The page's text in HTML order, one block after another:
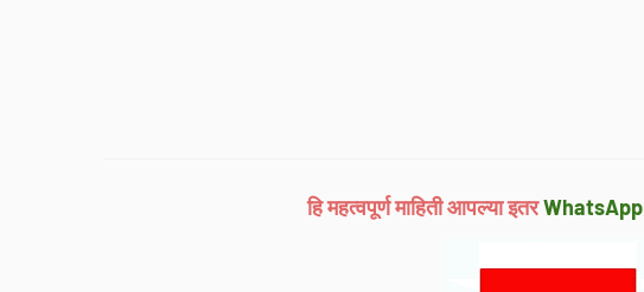
हि महत्वपूर्ण माहिती आपल्या इतरWhatsApp